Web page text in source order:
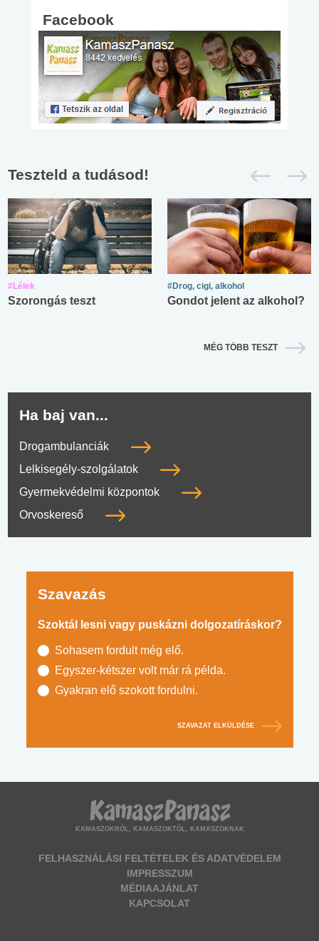
Facebook
Teszteld a tudásod!
#Lélek
Szorongás teszt
#Drog, cigi, alkohol
Gondot jelent az alkohol?
MÉG TÖBB TESZT
Ha baj van...
Drogambulanciák
Lelkisegély-szolgálatok
Gyermekvédelmi központok
Orvoskereső
Szavazás
Szoktál lesni vagy puskázni dolgozatíráskor?
Sohasem fordult még elő.
Egyszer-kétszer volt már rá példa.
Gyakran elő szokott fordulni.
SZAVAZAT ELKÜLDÉSE
KAMASZOKRÓL, KAMASZOKTÓL, KAMASZOKNAK
FELHASZNÁLÁSI FELTÉTELEK ÉS ADATVÉDELEM
IMPRESSZUM
MÉDIAAJÁNLAT
KAPCSOLAT